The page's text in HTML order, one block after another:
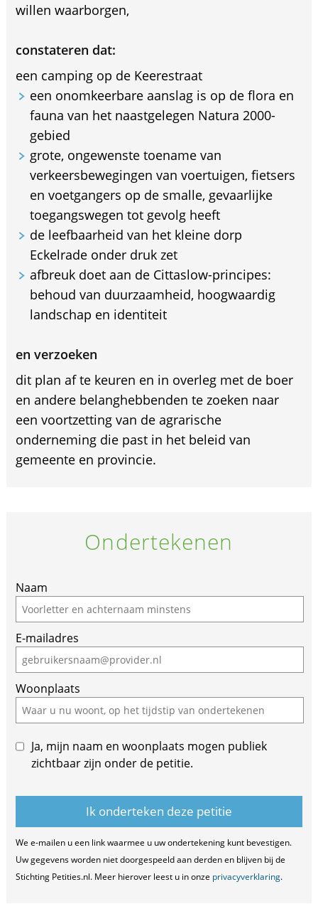
willen waarborgen,
constateren dat:
een camping op de Keerestraat
een onomkeerbare aanslag is op de flora en
fauna van het naastgelegen Natura 2000-
gebied
grote, ongewenste toename van
verkeersbewegingen van voertuigen, fietsers
en voetgangers op de smalle, gevaarlijke
toegangswegen tot gevolg heeft
de leefbaarheid van het kleine dorp
Eckelrade onder druk zet
afbreuk doet aan de Cittaslow-principes:
behoud van duurzaamheid, hoogwaardig
landschap en identiteit
en verzoeken
dit plan af te keuren en in overleg met de boer
en andere belanghebbenden te zoeken naar
een voortzetting van de agrarische
onderneming die past in het beleid van
gemeente en provincie.
Ondertekenen
Naam
E-mailadres
Woonplaats
Ja, mijn naam en woonplaats mogen publiek
zichtbaar zijn onder de petitie.
We e-mailen u een link waarmee u uw ondertekening kunt bevestigen.
Uw gegevens worden niet doorgespeeld aan derden en blijven bij de
Stichting Petities.nl. Meer hierover leest u in onze privacyverklaring.